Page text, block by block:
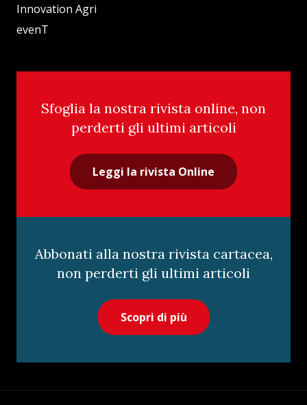
Innovation Agri
evenT
Sfoglia la nostra rivista online, non
perderti gli ultimi articoli
Leggi la rivista Online
Abbonati alla nostra rivista cartacea,
non perderti gli ultimi articoli
Scopri di più